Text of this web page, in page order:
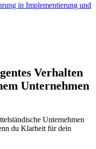
in Implementierung und
Verhalten
Unternehmen
Unternehmen
du Klarheit für dein